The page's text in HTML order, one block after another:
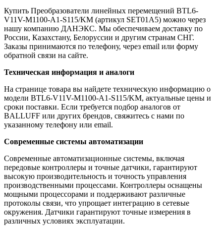
Купить Преобразователи линейных перемещений BTL6-
V11V-M1100-A1-S115/KM (артикул SET01A5) можно через
нашу компанию ДАНЭКС. Мы обеспечиваем доставку по
России, Казахстану, Белоруссии и другим странам СНГ.
Заказы принимаются по телефону, через email или форму
обратной связи на сайте.
Техническая информация и аналоги
На странице товара вы найдете техническую информацию о
модели BTL6-V11V-M1100-A1-S115/KM, актуальные цены и
сроки поставки. Если требуется подбор аналогов от
BALLUFF или других брендов, свяжитесь с нами по
указанному телефону или email.
Современные системы автоматизации
Современные автоматизационные системы, включая
передовые контроллеры и точные датчики, гарантируют
высокую производительность и точность управления
производственными процессами. Контроллеры оснащены
мощными процессорами и поддерживают различные
протоколы связи, что упрощает интеграцию в сетевые
окружения. Датчики гарантируют точные измерения в
различных условиях эксплуатации.